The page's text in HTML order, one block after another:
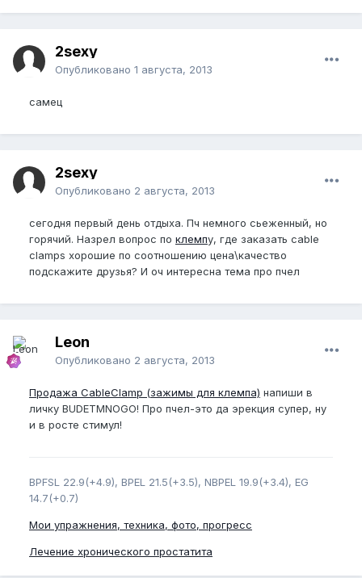
2sexy
Опубликовано 1 августа, 2013
самец
2sexy
Опубликовано 2 августа, 2013
сегодня первый день отдыха. Пч немного сьеженный, но
горячий. Назрел вопрос по клемпу, где заказать cable
clamps хорошие по соотношению цена\качество
подскажите друзья? И оч интересна тема про пчел
Leon
Опубликовано 2 августа, 2013
Продажа CableClamp (зажимы для клемпа) напиши в
личку BUDETMNOGO! Про пчел-это да эрекция супер, ну
и в росте стимул!
BPFSL 22.9(+4.9), BPEL 21.5(+3.5), NBPEL 19.9(+3.4), EG
14.7(+0.7)
Мои упражнения, техника, фото, прогресс
Лечение хронического простатита